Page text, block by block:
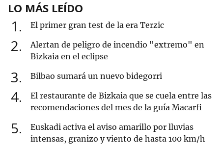
LO MÁS LEÍDO
1 El primer gran test de la era Terzic
2
Alertan de peligro de incendio "extremo" en
Bizkaia en el eclipse
3 Bilbao sumará un nuevo bidegorri
4
El restaurante de Bizkaia que se cuela entre las
recomendaciones del mes de la guía Macarfi
5
Euskadi activa el aviso amarillo por lluvias
intensas, granizo y viento de hasta 100 km/h